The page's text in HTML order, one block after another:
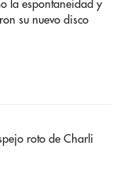
la espontaneidad y
su nuevo disco
roto de Charli